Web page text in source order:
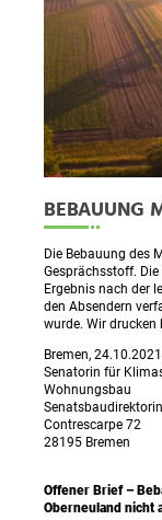
BEBAUUNG
Die Bebauung des
Gesprächsstoff.
Ergebnis nach der
den Absendern
wurde. Wir
Bremen, 24.10.2021
Senatorin für
Wohnungsbau
Contrescarpe 72
28195 Bremen
Offener Brief –
Oberneuland nicht